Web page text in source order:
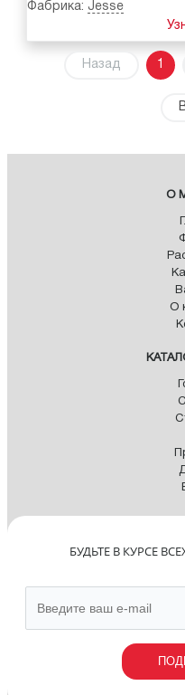
Фабрика: Jesse
Назад 1
О
О
БУДЬТЕ В КУРСЕ